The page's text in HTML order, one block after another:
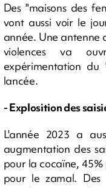
Des "maisons des
vont aussi voir le
année. Une antenne
violences va
expérimentation
lancée.
- Explosition des
L'année 2023 a
augmentation des
pour la cocaïne, 45%
pour le zamal. Des